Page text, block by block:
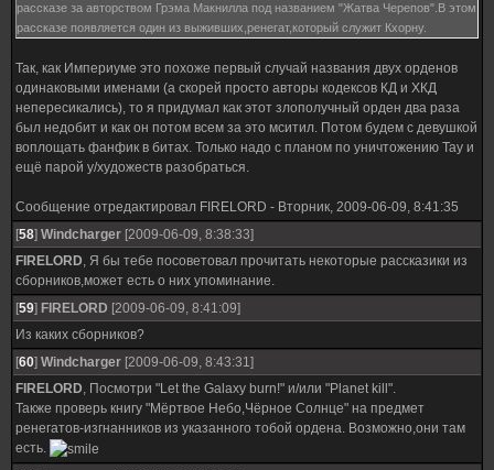
рассказе за авторством Грэма Макнилла под названием "Жатва Черепов".В этом
рассказе появляется один из выживших,ренегат,который служит Кхорну.
Так, как Империуме это похоже первый случай названия двух орденов
одинаковыми именами (а скорей просто авторы кодексов КД и ХКД
непересикались), то я придумал как этот злополучный орден два раза
был недобит и как он потом всем за это мситил. Потом будем с девушкой
воплощать фанфик в битах. Только надо с планом по уничтожению Тау и
ещё парой у/художеств разобраться.
Сообщение отредактировал FIRELORD - Вторник, 2009-06-09, 8:41:35
[58] Windcharger [2009-06-09, 8:38:33]
FIRELORD, Я бы тебе посоветовал прочитать некоторые рассказики из
сборников,может есть о них упоминание.
[59] FIRELORD [2009-06-09, 8:41:09]
Из каких сборников?
[60] Windcharger [2009-06-09, 8:43:31]
FIRELORD, Посмотри "Let the Galaxy burn!" и/или "Planet kill".
Также проверь книгу "Мёртвое Небо,Чёрное Солнце" на предмет
ренегатов-изгнанников из указанного тобой ордена. Возможно,они там
есть.